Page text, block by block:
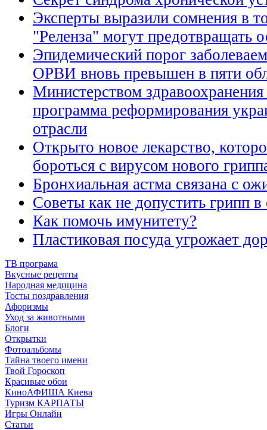
Эксперты выразили сомнения в
"Реленза" могут предотвращать
Эпидемический порог
ОРВИ вновь превышен в пяти
Министерством
программа реформирования
отрасли
Открыто новое лекарство,
бороться с вирусом нового
Бронхиальная астма связана с
Советы как не допустить грипп в
Как помочь имунитету?
Пластиковая посуда угрожает
ТВ програма
Вкусные рецепты
Народная медицина
Тосты поздравления
Афоризмы
Уход за животными
Блоги
Открытки
Фотоальбомы
Тайна твоего имени
Твой Гороскоп
Красивые обои
КиноАФИША Киева
Туризм КАРПАТЫ
Игры Онлайн
Статьи